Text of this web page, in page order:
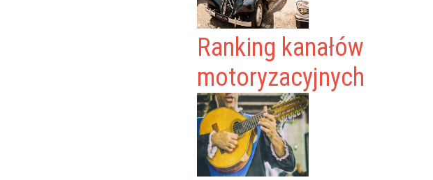
Ranking kanałów
motoryzacyjnych